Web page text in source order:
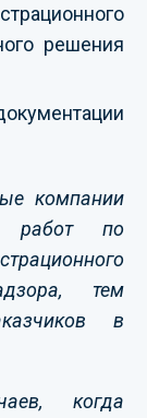
решения
компании
работ по
тем
в
когда